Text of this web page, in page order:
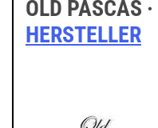
OLD PASCAS ·
HERSTELLER